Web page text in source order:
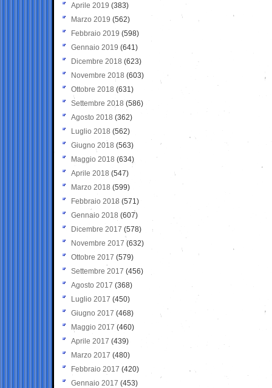
Aprile 2019 (383)
Marzo 2019 (562)
Febbraio 2019 (598)
Gennaio 2019 (641)
Dicembre 2018 (623)
Novembre 2018 (603)
Ottobre 2018 (631)
Settembre 2018 (586)
Agosto 2018 (362)
Luglio 2018 (562)
Giugno 2018 (563)
Maggio 2018 (634)
Aprile 2018 (547)
Marzo 2018 (599)
Febbraio 2018 (571)
Gennaio 2018 (607)
Dicembre 2017 (578)
Novembre 2017 (632)
Ottobre 2017 (579)
Settembre 2017 (456)
Agosto 2017 (368)
Luglio 2017 (450)
Giugno 2017 (468)
Maggio 2017 (460)
Aprile 2017 (439)
Marzo 2017 (480)
Febbraio 2017 (420)
Gennaio 2017 (453)